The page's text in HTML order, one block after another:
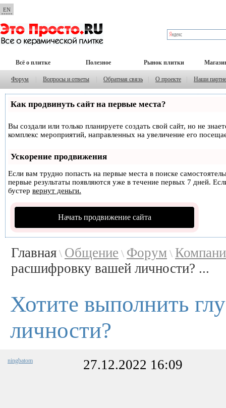
EN
Всё о плитке Полезное Рынок плитки
Форум Вопросы и ответы Обратная связь О проекте Наши
Как продвинуть сайт на первые места?
Вы создали или только планируете создать свой сайт, но не
комплекс мероприятий, направленных на увеличение его
Ускорение продвижения
Если вам трудно попасть на первые места в поиске
первые результаты появляются уже в течение первых 7 дней.
бустер вернут деньги.
Начать продвижение сайта
Главная \ Общение \ Форум \
расшифровку вашей личности? ...
Хотите выполнить
личности?
ningbatom 27.12.2022 16:09